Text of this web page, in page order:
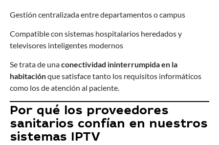
Gestión centralizada entre departamentos o campus
Compatible con sistemas hospitalarios heredados y
televisores inteligentes modernos
Se trata de unaconectividad ininterrumpida en la
habitaciónque satisface tanto los requisitos informáticos
como los de atención al paciente.
Por qué los proveedores
sanitarios confían en nuestros
sistemas IPTV